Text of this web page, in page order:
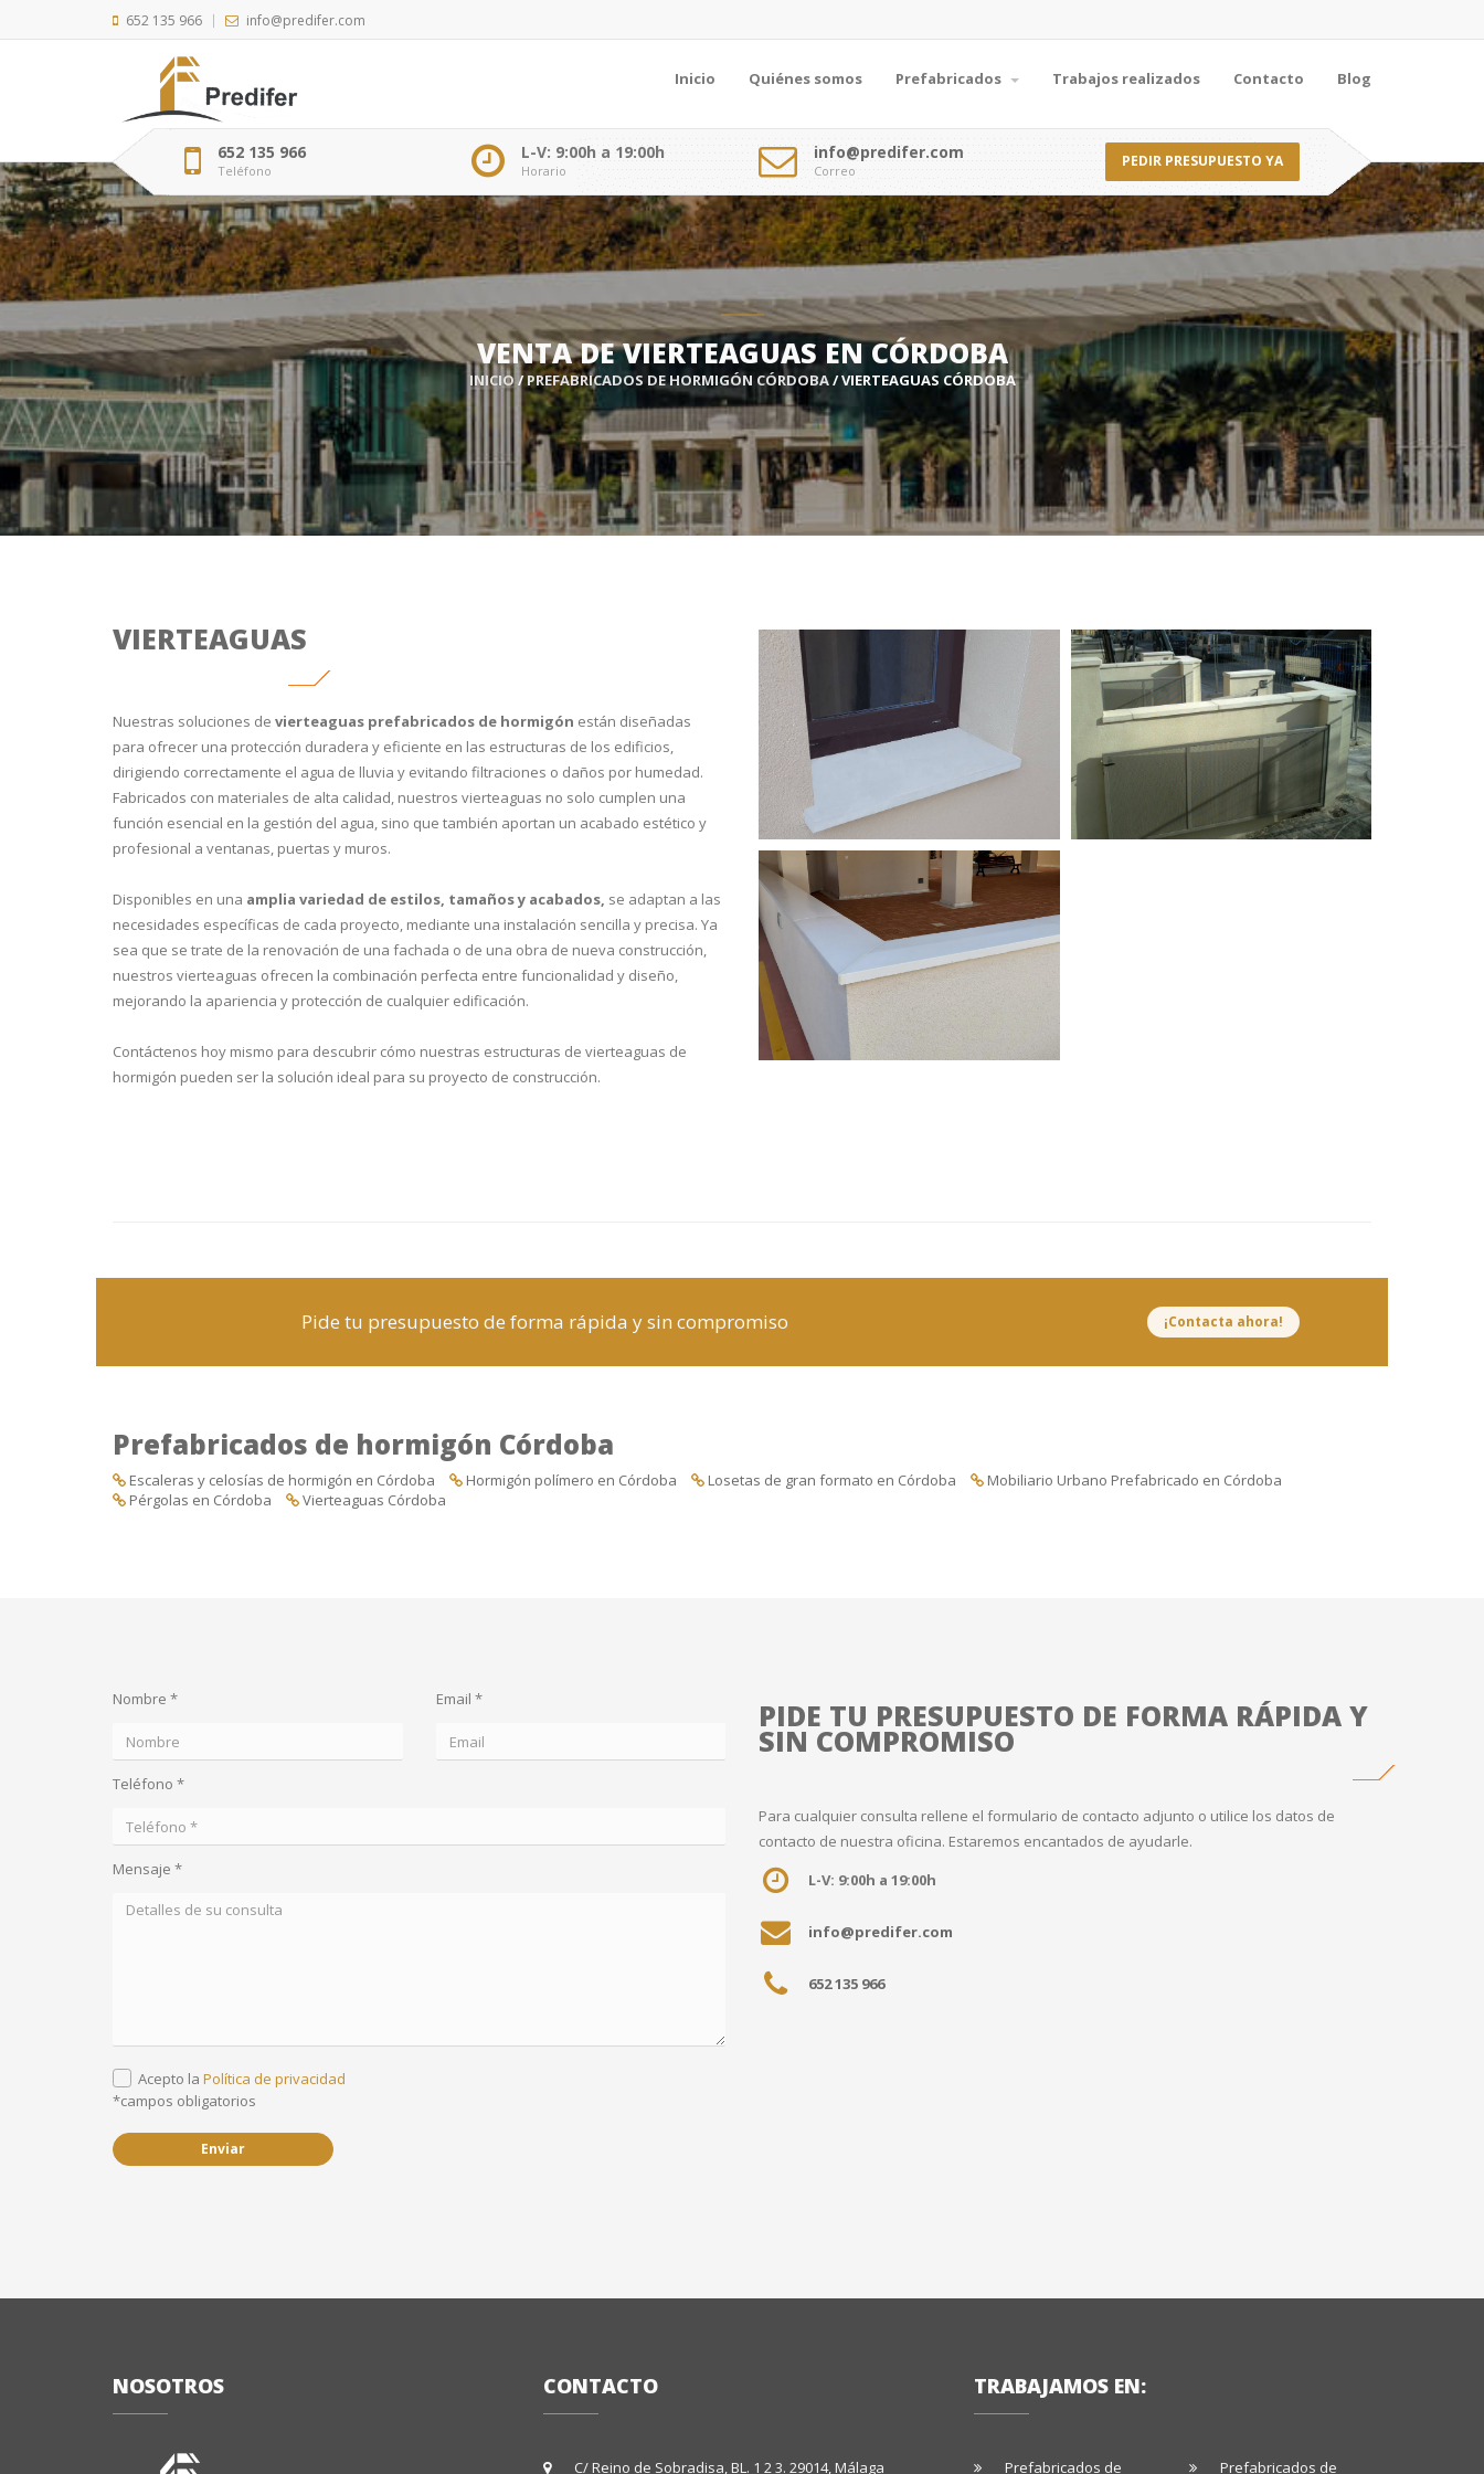
652 135 966 info@predifer.com
Inicio Quiénes somos Prefabricados Trabajos realizados Contacto Blog
652 135 966
Teléfono
L-V: 9:00h a 19:00h
Horario
info@predifer.com
Correo
PEDIR PRESUPUESTO YA
VENTA DE VIERTEAGUAS EN CÓRDOBA
INICIO /PREFABRICADOS DE HORMIGÓN CÓRDOBA/ VIERTEAGUAS CÓRDOBA
VIERTEAGUAS
Nuestras soluciones de vierteaguas prefabricados de hormigón están diseñadas
para ofrecer una protección duradera y eficiente en las estructuras de los edificios,
dirigiendo correctamente el agua de lluvia y evitando filtraciones o daños por humedad.
Fabricados con materiales de alta calidad, nuestros vierteaguas no solo cumplen una
función esencial en la gestión del agua, sino que también aportan un acabado estético y
profesional a ventanas, puertas y muros.
Disponibles en una amplia variedad de estilos, tamaños y acabados, se adaptan a las
necesidades específicas de cada proyecto, mediante una instalación sencilla y precisa. Ya
sea que se trate de la renovación de una fachada o de una obra de nueva construcción,
nuestros vierteaguas ofrecen la combinación perfecta entre funcionalidad y diseño,
mejorando la apariencia y protección de cualquier edificación.
Contáctenos hoy mismo para descubrir cómo nuestras estructuras de vierteaguas de
hormigón pueden ser la solución ideal para su proyecto de construcción.
Pide tu presupuesto de forma rápida y sin compromiso ¡Contacta ahora!
Prefabricados de hormigón Córdoba
Escaleras y celosías de hormigón en Córdoba Hormigón polímero en Córdoba Losetas de gran formato en Córdoba
Mobiliario Urbano Prefabricado en Córdoba
Pérgolas en Córdoba
Vierteaguas Córdoba
Nombre * Email *
Teléfono *
Mensaje *
Acepto laPolítica de privacidad
*campos obligatorios
Enviar
PIDE TU PRESUPUESTO DE FORMA RÁPIDA Y
SIN COMPROMISO
Para cualquier consulta rellene el formulario de contacto adjunto o utilice los datos de
contacto de nuestra oficina. Estaremos encantados de ayudarle.
L-V: 9:00h a 19:00h
info@predifer.com
652 135 966
NOSOTROS CONTACTO
C/ Reino de Sobradisa, BL. 1 2 3. 29014, Málaga
TRABAJAMOS EN:
Prefabricados de Prefabricados de